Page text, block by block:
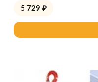
5 729 ₽